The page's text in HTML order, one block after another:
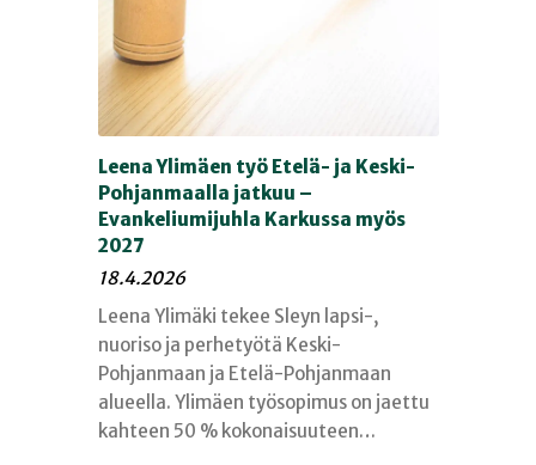
Leena Ylimäen työ Etelä- ja Keski-
Pohjanmaalla jatkuu –
Evankeliumijuhla Karkussa myös
2027
18.4.2026
Leena Ylimäki tekee Sleyn lapsi-,
nuoriso ja perhetyötä Keski-
Pohjanmaan ja Etelä-Pohjanmaan
alueella. Ylimäen työsopimus on jaettu
kahteen 50 % kokonaisuuteen…